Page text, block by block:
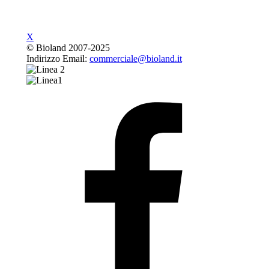
X
© Bioland 2007-2025
Indirizzo Email: commerciale@bioland.it